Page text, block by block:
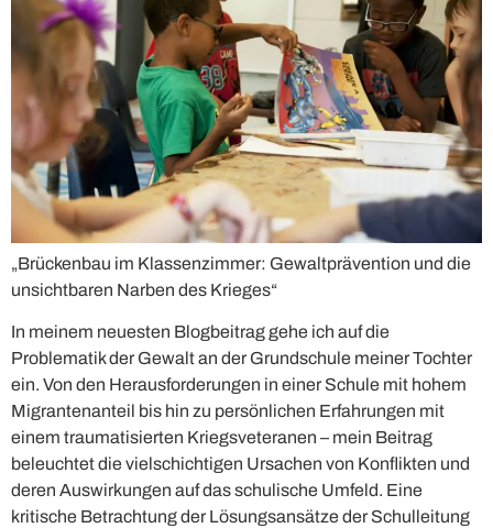
„Brückenbau im Klassenzimmer: Gewaltprävention und die
unsichtbaren Narben des Krieges“
In meinem neuesten Blogbeitrag gehe ich auf die
Problematik der Gewalt an der Grundschule meiner Tochter
ein. Von den Herausforderungen in einer Schule mit hohem
Migrantenanteil bis hin zu persönlichen Erfahrungen mit
einem traumatisierten Kriegsveteranen – mein Beitrag
beleuchtet die vielschichtigen Ursachen von Konflikten und
deren Auswirkungen auf das schulische Umfeld. Eine
kritische Betrachtung der Lösungsansätze der Schulleitung